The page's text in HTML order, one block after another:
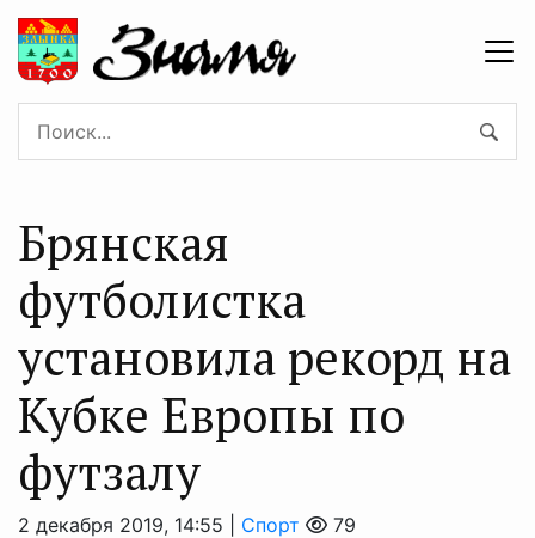
Брянская
футболистка
установила рекорд на
Кубке Европы по
футзалу
2 декабря 2019, 14:55 | Спорт 79